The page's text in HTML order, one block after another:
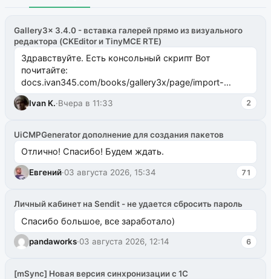
Gallery3x 3.4.0 - вставка галерей прямо из визуального
редактора (CKEditor и TinyMCE RTE)
Здравствуйте. Есть консольный скрипт Вот
почитайте:
docs.ivan345.com/books/gallery3x/page/import-
ms2galleryphp
Ivan K.·Вчера в 11:33 2
UiCMPGenerator дополнение для создания пакетов
Отлично! Спасибо! Будем ждать.
Евгений·03 августа 2026, 15:34 71
Личный кабинет на Sendit - не удается сбросить пароль
Спасибо большое, все заработало)
pandaworks·03 августа 2026, 12:14 6
[mSync] Новая версия синхронизации с 1С